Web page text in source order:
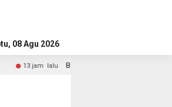
08 Agu 2026
Husein Sastranegara Kembali Layani